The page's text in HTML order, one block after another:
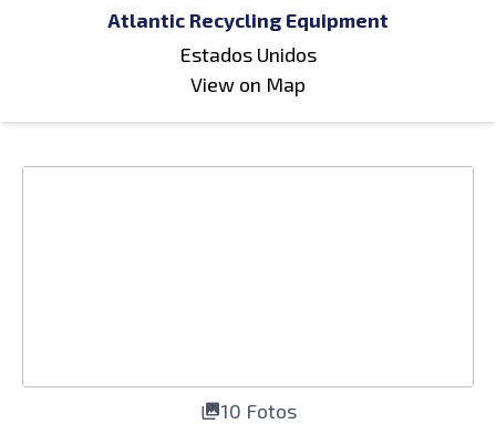
Atlantic Recycling Equipment
Estados Unidos
View on Map
10 Fotos